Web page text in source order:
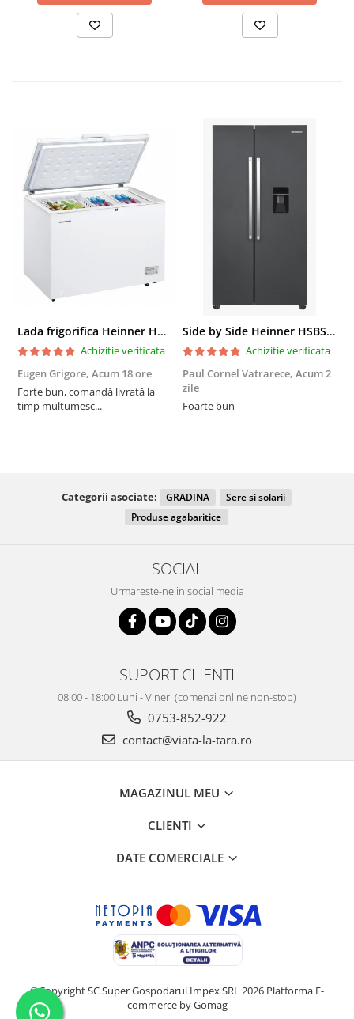
Lada frigorifica Heinner HCF-287CNHE++, 287 l, Clasa E, Compresor inverter, Iluminare LED, Functionalitate frigider, Alb
Achizitie verificata
Eugen Grigore, Acum 18 ore
Forte bun, comandă livrată la
timp mulțumesc...
Side by Side Heinner HSBS-HM439NFINVDGWDE++, Total No Frost, Compresor Inverter, Dozator Apa, Display Touch LED, 439 L, Clasa E, Gri Antracit Texturat
Achizitie verificata
Paul Cornel Vatrarece, Acum 2
zile
Foarte bun
Categorii asociate: GRADINA
Sere si solarii
Produse agabaritice
SOCIAL
Urmareste-ne in social media
SUPORT CLIENTI
08:00 - 18:00 Luni - Vineri (comenzi online non-stop)
0753-852-922
contact@viata-la-tara.ro
MAGAZINUL MEU
CLIENTI
DATE COMERCIALE
©Copyright SC Super Gospodarul Impex SRL 2026 Platforma E-
commerce by Gomag